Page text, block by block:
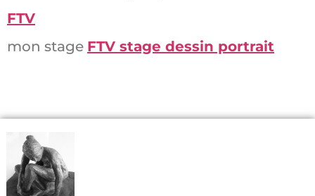
FTV
mon stage FTV stage dessin portrait